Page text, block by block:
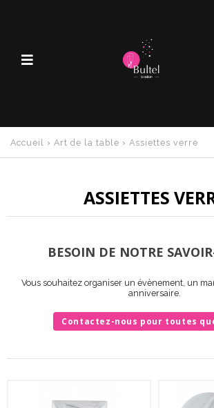
Accueil › Art de la table › Assiettes verre
ASSIETTES
BESOIN DE NOTRE
Vous souhaitez organiser un évènement, un
anniversaire.
Contactez-nous pour toutes